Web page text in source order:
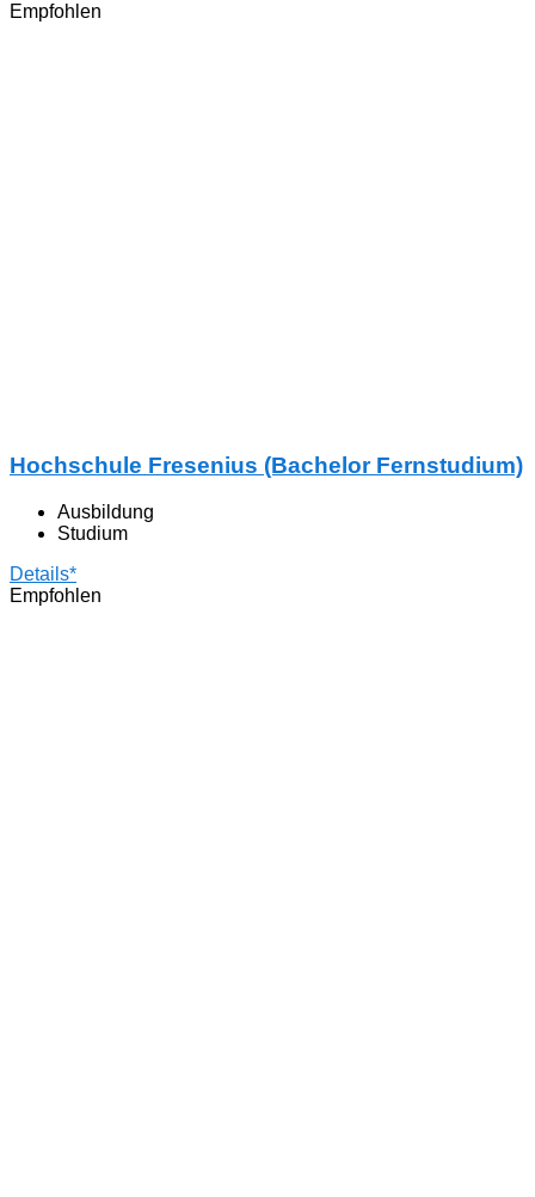
Empfohlen
Hochschule Fresenius (Bachelor Fernstudium)
Ausbildung
Studium
Details*
Empfohlen